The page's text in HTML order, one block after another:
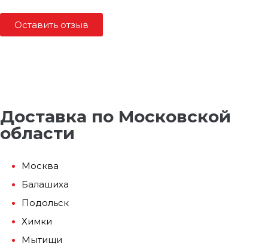
Оставить отзыв
Доставка по Московской
области
Москва
Балашиха
Подольск
Химки
Мытищи